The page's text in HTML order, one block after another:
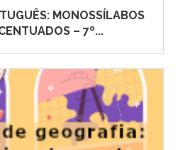
MONOSSÍLABOS
– 7º...